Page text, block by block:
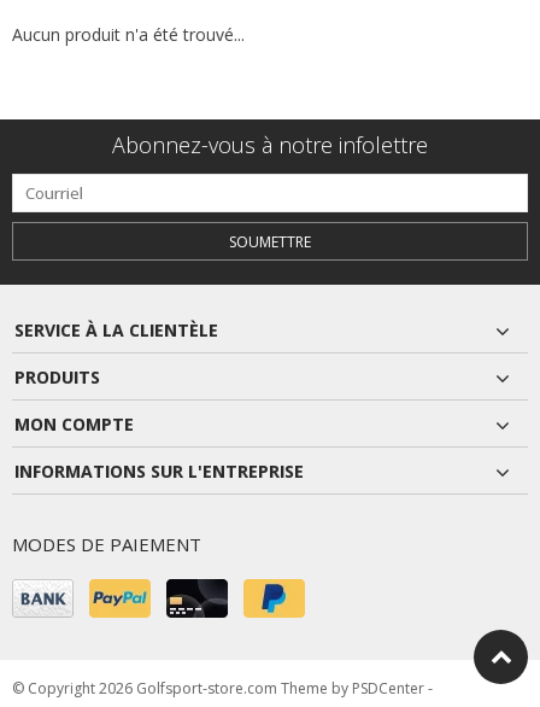
Aucun produit n'a été trouvé...
Abonnez-vous à notre infolettre
SOUMETTRE
SERVICE À LA CLIENTÈLE
PRODUITS
MON COMPTE
INFORMATIONS SUR L'ENTREPRISE
MODES DE PAIEMENT
© Copyright 2026 Golfsport-store.com Theme by PSDCenter-